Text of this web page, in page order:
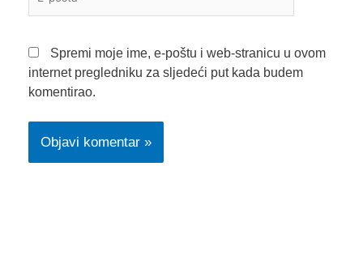
pošta*
Spremi moje ime, e-poštu i web-stranicu u ovom
internet pregledniku za sljedeći put kada budem
komentirao.